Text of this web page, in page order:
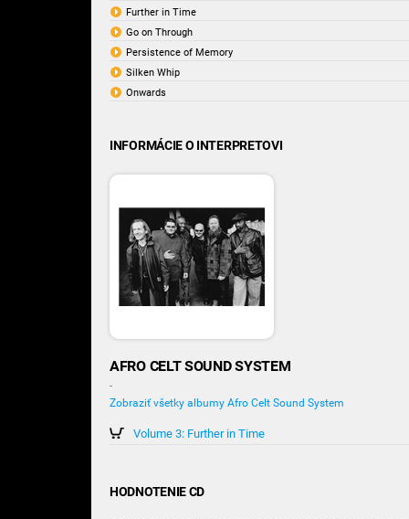
Further in Time
Go on Through
Persistence of Memory
Silken Whip
Onwards
INFORMÁCIE O INTERPRETOVI
AFRO CELT SOUND SYSTEM
-
Zobraziť všetky albumy Afro Celt Sound System
Volume 3: Further in Time
HODNOTENIE CD